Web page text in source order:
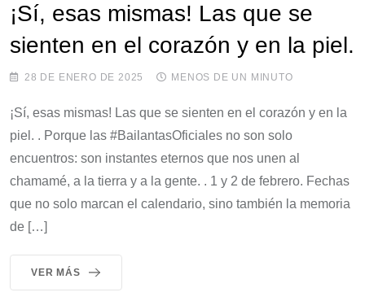
¡Sí, esas mismas! Las que se
sienten en el corazón y en la piel.
28 DE ENERO DE 2025 MENOS DE UN MINUTO
¡Sí, esas mismas! Las que se sienten en el corazón y en la
piel. . Porque las #BailantasOficiales no son solo
encuentros: son instantes eternos que nos unen al
chamamé, a la tierra y a la gente. . 1 y 2 de febrero. Fechas
que no solo marcan el calendario, sino también la memoria
de […]
VER MÁS